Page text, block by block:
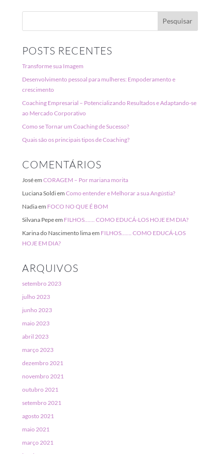
POSTS RECENTES
Transforme sua Imagem
Desenvolvimento pessoal para mulheres: Empoderamento e
crescimento
Coaching Empresarial – Potencializando Resultados e Adaptando-se
ao Mercado Corporativo
Como se Tornar um Coaching de Sucesso?
Quais são os principais tipos de Coaching?
COMENTÁRIOS
Joséem CORAGEM – Por mariana morita
Luciana Soldiem Como entender e Melhorar a sua Angústia?
Nadiaem FOCO NO QUE É BOM
Silvana Pepeem FILHOS……. COMO EDUCÁ-LOS HOJE EM DIA?
Karina do Nascimento limaem FILHOS……. COMO EDUCÁ-LOS
HOJE EM DIA?
ARQUIVOS
setembro 2023
julho 2023
junho 2023
maio 2023
abril 2023
março 2023
dezembro 2021
novembro 2021
outubro 2021
setembro 2021
agosto 2021
maio 2021
março 2021